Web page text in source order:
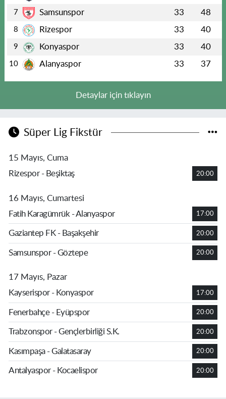
7 Samsunspor 33 48
8 Rizespor 33 40
9 Konyaspor 33 40
10 Alanyaspor 33 37
Detaylar için tıklayın
Süper Lig Fikstür
15 Mayıs, Cuma
Rizespor - Beşiktaş
20:00
16 Mayıs, Cumartesi
Fatih Karagümrük - Alanyaspor
17:00
Gaziantep FK - Başakşehir 20:00
Samsunspor - Göztepe 20:00
17 Mayıs, Pazar
Kayserispor - Konyaspor
17:00
Fenerbahçe - Eyüpspor 20:00
Trabzonspor - Gençlerbirliği S.K. 20:00
Kasımpaşa - Galatasaray 20:00
Antalyaspor - Kocaelispor 20:00